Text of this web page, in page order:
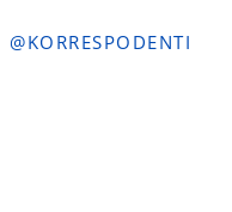
@KORRESPODENTI